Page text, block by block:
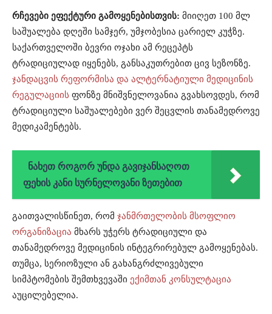
რჩევები ეფექტური გამოყენებისთვის: მიიღეთ 100 მლ
საშუალება დღეში სამჯერ, უმჯობესია ცარიელ კუჭზე.
საქართველოში ბევრი ოჯახი ამ რეცეპტს
ტრადიციულად იყენებს, განსაკუთრებით ცივ სეზონზე.
ჯანდაცვის რეფორმისა და ალტერნატიული მედიცინის
რეგულაციის ფონზე მნიშვნელოვანია გვახსოვდეს, რომ
ტრადიციული საშუალებები ვერ შეცვლის თანამედროვე
მედიკამენტებს.
ნახეთ როგორ უნდა გავიჯანსაღოთ
ფეხის კანი სურნელოვანი ზეთებით
გაითვალისწინეთ, რომ ჯანმრთელობის მსოფლიო
ორგანიზაცია მხარს უჭერს ტრადიციული და
თანამედროვე მედიცინის ინტეგრირებულ გამოყენებას.
თუმცა, სერიოზული ან გახანგრძლივებული
სიმპტომების შემთხვევაში ექიმთან კონსულტაცია
აუცილებელია.